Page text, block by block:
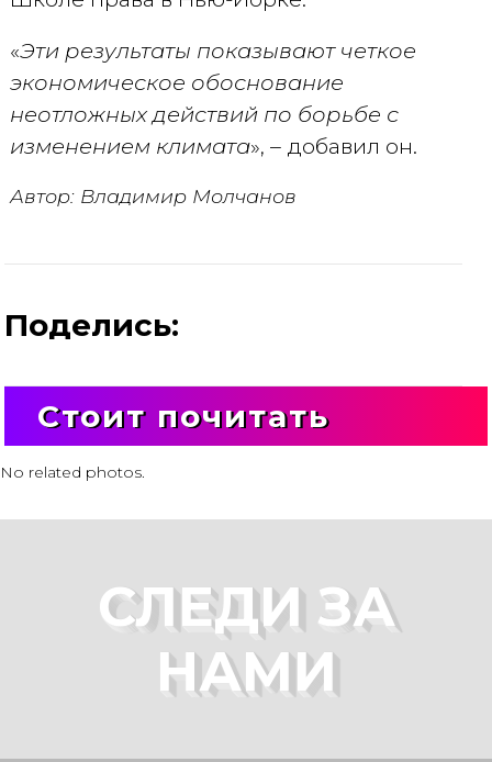
«Эти результаты показывают четкое
экономическое обоснование
неотложных действий по борьбе с
изменением климата», – добавил он.
Автор: Владимир Молчанов
Поделись:
Стоит почитать
No related photos.
СЛЕДИ ЗА
НАМИ